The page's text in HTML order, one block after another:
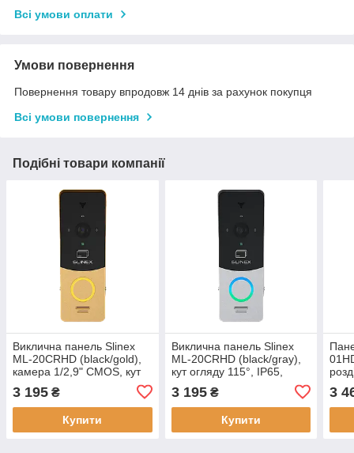
Всі умови оплати
Умови повернення
Повернення товару впродовж 14 днів за рахунок покупця
Всі умови повернення
Подібні товари компанії
Виклична панель Slinex
ML-20CRHD (black/gold),
камера 1/2,9" CMOS, кут
3 195 ₴
Купити
Виклична панель Slinex
ML-20CRHD (black/gray),
кут огляду 115°, IP65,
3 195₴
Купити
3